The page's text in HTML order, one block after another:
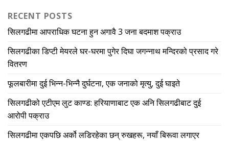
RECENT POSTS
सिलगढीमा आपराधिक घटना हुन अगावै 3 जना बदमाश पक्राउ
सिलगढीका डिप्टी मेयरले घर-घरमा पुगेर दिघा जगन्नाथ मन्दिरको प्रसाद गरे
वितरण
फूलबारीमा दुई भिन्न-भिन्नै दुर्घटना, एक जनाको मृत्यु, दुई घाइते
सिलगढीको एटीएम लुट काण्ड: हरियाणाबाट एक अनि सिलगढीबाट दुई
आरोपी पक्राउ
सिलगढीमा एकपछि अर्को लडिरहेका छन् रुखहरू, नयाँ बिरूवा लगाएर